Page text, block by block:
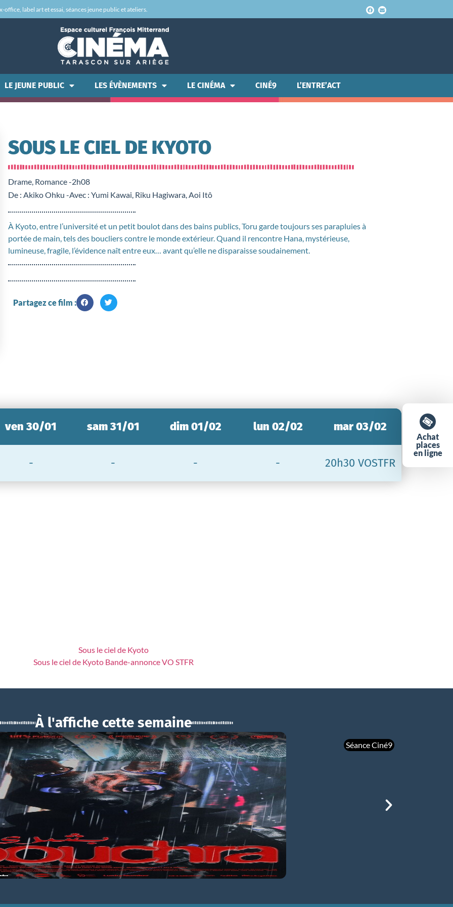
label art et essai, séances jeune public et ateliers.
LE JEUNE PUBLIC LES ÉVÈNEMENTS LE CINÉMA CINÉ9 L’ENTRE’ACT
SOUS LE CIEL DE KYOTO
Drame, Romance -2h08
De : Akiko Ohku -Avec : Yumi Kawai, Riku Hagiwara, Aoi Itô
À Kyoto, entre l’université et un petit boulot dans des bains publics, Toru garde toujours ses parapluies à
portée de main, tels des boucliers contre le monde extérieur. Quand il rencontre Hana, mystérieuse,
lumineuse, fragile, l’évidence naît entre eux… avant qu’elle ne disparaisse soudainement.
Partagez ce film :
Achat
places
en ligne
ven 30/01
-
sam 31/01
-
dim 01/02
-
lun 02/02
-
mar 03/02
20h30 VOSTFR
Sous le ciel de Kyoto
Sous le ciel de Kyoto Bande-annonce VO STFR
À l'affiche cette semaine
Séance Ciné9
BOUCHRA
mer 05/08
21h00